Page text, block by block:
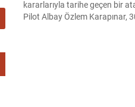
kararlarıyla tarihe geçen bir
Pilot Albay Özlem Karapınar,